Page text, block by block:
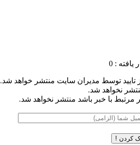
یافته : 0
توسط مدیران سایت منتشر خواهد شد.
نخواهد شد.
مرتبط با خبر باشد منتشر نخواهد شد.
کردن !